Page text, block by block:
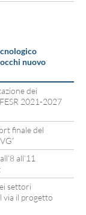
nuovo
dei
2021-2027
finale del
all’11
settori
via il progetto